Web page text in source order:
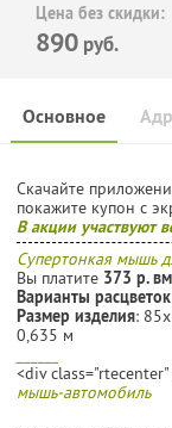
Цена без скидки:
890 руб.
Основное
Скачайте
покажите купон с
В акции участвуют
Супертонкая мышь
Вы платите 373 р.
Варианты расцветок
Размер изделия:
0,635 м
<div
мышь-автомобиль